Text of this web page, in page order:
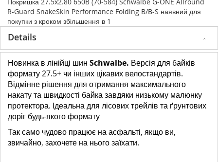
R-Guard SnakeSkin Performance Folding B/B-S наявний для
покупки з кроком збільшення в 1
Details
Новинка в лінійці шин Schwalbe. Версія для байків
формату 27.5+ чи інших цікавих велостандартів.
Відмінне рішення для отримання максимального
накату та швидкості байка завдяки низькому малюнку
протектора. Ідеальна для лісових трейлів та ґрунтових
доріг будь-якого формату
Так само чудово працює на асфальті, якщо ви,
звичайно, захочете на нього заїхати.